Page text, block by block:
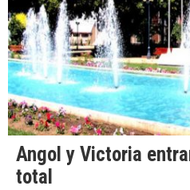
Angol y Victoria
total